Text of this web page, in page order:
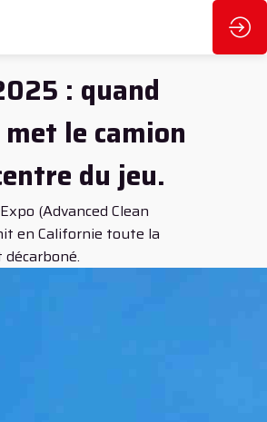
: quand
le camion
du jeu.
(Advanced Clean
en Californie toute la